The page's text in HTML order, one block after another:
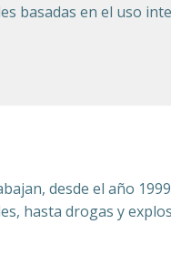
basadas en el uso
desde el año
hasta drogas y